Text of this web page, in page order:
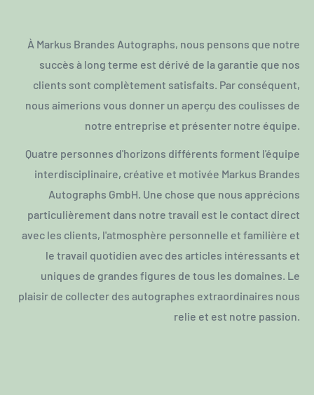
À Markus Brandes Autographs, nous pensons que notre
succès à long terme est dérivé de la garantie que nos
clients sont complètement satisfaits. Par conséquent,
nous aimerions vous donner un aperçu des coulisses de
notre entreprise et présenter notre équipe.
Quatre personnes d'horizons différents forment l'équipe
interdisciplinaire, créative et motivée Markus Brandes
Autographs GmbH. Une chose que nous apprécions
particulièrement dans notre travail est le contact direct
avec les clients, l'atmosphère personnelle et familière et
le travail quotidien avec des articles intéressants et
uniques de grandes figures de tous les domaines. Le
plaisir de collecter des autographes extraordinaires nous
relie et est notre passion.